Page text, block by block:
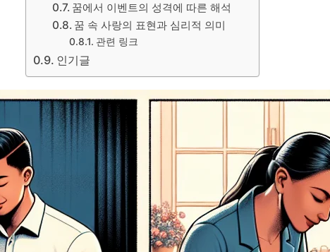
꿈에서 이벤트의 성격에 따른 해석
꿈 속 사랑의 표현과 심리적 의미
관련 링크
인기글